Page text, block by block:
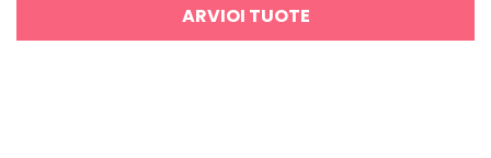
ARVIOI TUOTE